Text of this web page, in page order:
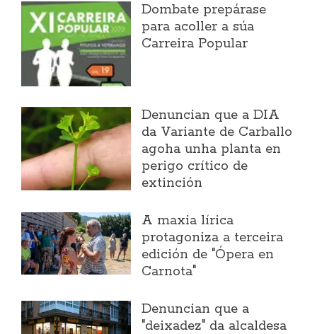
Dombate prepárase
para acoller a súa
Carreira Popular
Denuncian que a DIA
da Variante de Carballo
agoha unha planta en
perigo crítico de
extinción
A maxia lírica
protagoniza a terceira
edición de "Ópera en
Carnota"
Denuncian que a
"deixadez" da alcaldesa